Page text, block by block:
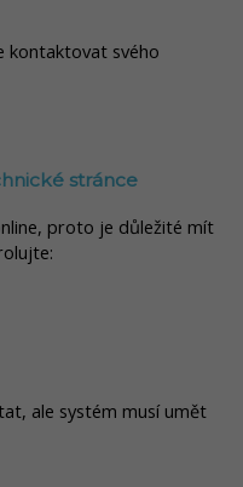
kontaktovat svého
stránce
proto je důležité mít
ale systém musí umět